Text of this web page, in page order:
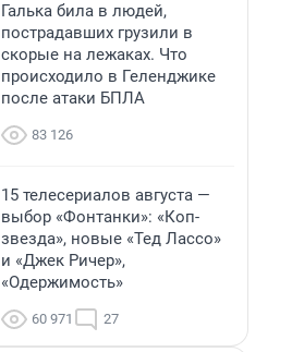
Галька била в людей,
пострадавших грузили в
скорые на лежаках. Что
происходило в Геленджике
после атаки БПЛА
83 126
15 телесериалов августа —
выбор «Фонтанки»: «Коп-
звезда», новые «Тед Лассо»
и «Джек Ричер»,
«Одержимость»
60 971 27